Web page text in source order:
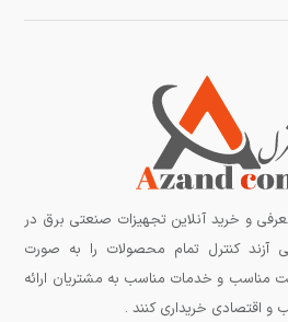
و خرید آنلاین تجهیزات صنعتی برق در
آزند کنترل تمام محصولات را به صورت
مناسب و خدمات مناسب به مشتریان ارائه
و اقتصادی خریداری کنند .